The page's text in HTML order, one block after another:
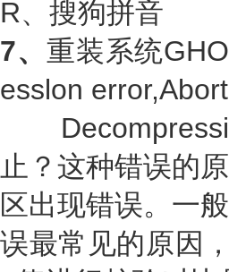
R、搜狗拼音
7、 重装系统
esslon
止？这种错误的
区出现错误。一
误最常见的原因